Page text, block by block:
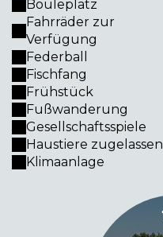
Bouleplatz
Fahrräder zur
Verfügung
Federball
Fischfang
Frühstück
Fußwanderung
Gesellschaftsspiele
Haustiere zugelassen
Klimaanlage